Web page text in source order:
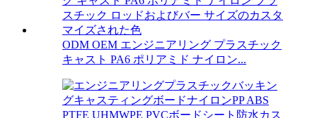
ODM OEM エンジニアリング プラスチック
キャスト PA6 ポリアミド ナイロン...